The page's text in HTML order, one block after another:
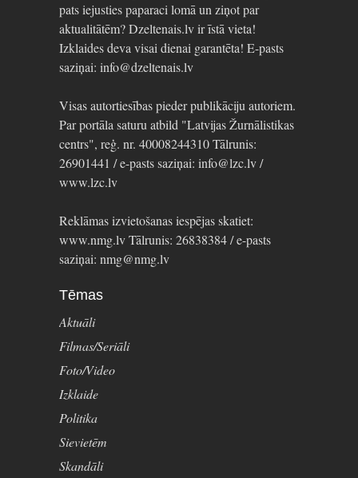
pats iejusties paparaci lomā un ziņot par
aktualitātēm? Dzeltenais.lv ir īstā vieta!
Izklaides deva visai dienai garantēta! E-pasts
saziņai: info@dzeltenais.lv
Visas autortiesības pieder publikāciju autoriem.
Par portāla saturu atbild "Latvijas Žurnālistikas
centrs", reģ. nr. 40008244310 Tālrunis:
26901441 / e-pasts saziņai: info@lzc.lv /
www.lzc.lv
Reklāmas izvietošanas iespējas skatiet:
www.nmg.lv Tālrunis: 26838384 / e-pasts
saziņai: nmg@nmg.lv
Tēmas
Aktuāli
Filmas/Seriāli
Foto/Video
Izklaide
Politika
Sievietēm
Skandāli